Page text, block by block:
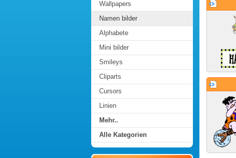
Wallpapers
Namen bilder
Alphabete
Mini bilder
Smileys
Cliparts
Cursors
Linien
Mehr..
Alle Kategorien